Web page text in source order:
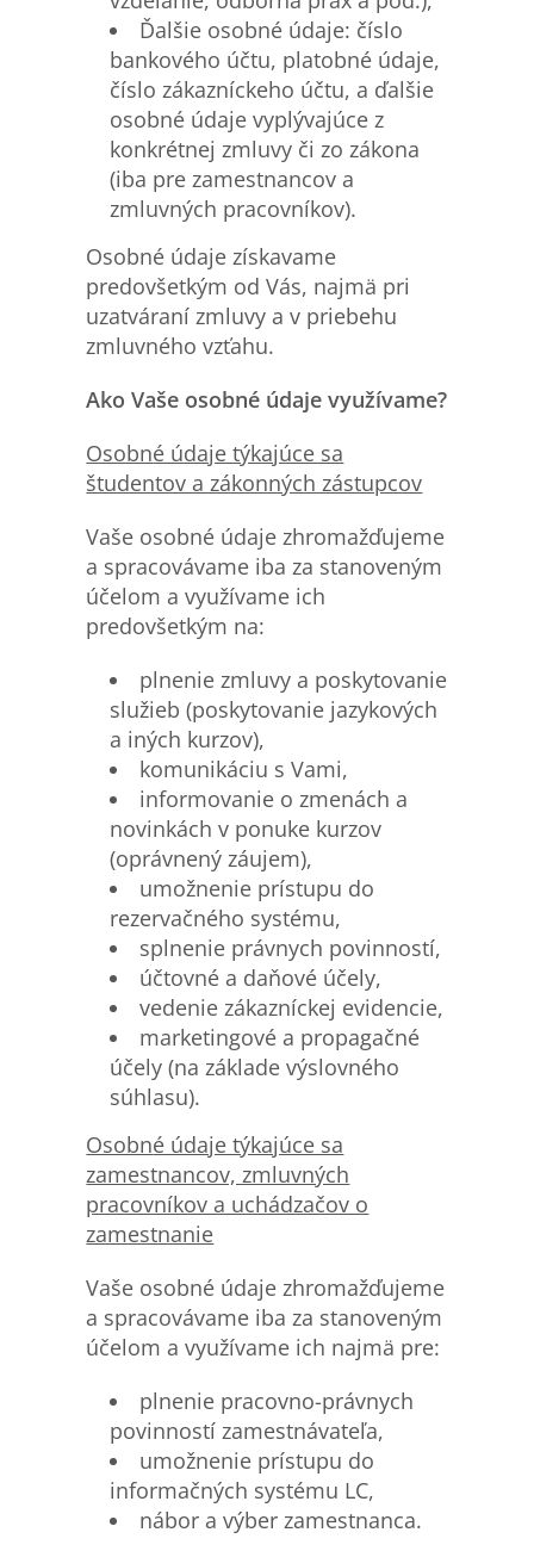
Ďalšie osobné údaje: číslo
bankového účtu, platobné údaje,
číslo zákazníckeho účtu, a ďalšie
osobné údaje vyplývajúce z
konkrétnej zmluvy či zo zákona
(iba pre zamestnancov a
zmluvných pracovníkov).
Osobné údaje získavame
predovšetkým od Vás, najmä pri
uzatváraní zmluvy a v priebehu
zmluvného vzťahu.
Ako Vaše osobné údaje využívame?
Osobné údaje týkajúce sa
študentov a zákonných zástupcov
Vaše osobné údaje zhromažďujeme
a spracovávame iba za stanoveným
účelom a využívame ich
predovšetkým na:
plnenie zmluvy a poskytovanie
služieb (poskytovanie jazykových
a iných kurzov),
komunikáciu s Vami,
informovanie o zmenách a
novinkách v ponuke kurzov
(oprávnený záujem),
umožnenie prístupu do
rezervačného systému,
splnenie právnych povinností,
účtovné a daňové účely,
vedenie zákazníckej evidencie,
marketingové a propagačné
účely (na základe výslovného
súhlasu).
Osobné údaje týkajúce sa
zamestnancov, zmluvných
pracovníkov a uchádzačov o
zamestnanie
Vaše osobné údaje zhromažďujeme
a spracovávame iba za stanoveným
účelom a využívame ich najmä pre:
plnenie pracovno-právnych
povinností zamestnávateľa,
umožnenie prístupu do
informačných systému LC,
nábor a výber zamestnanca.